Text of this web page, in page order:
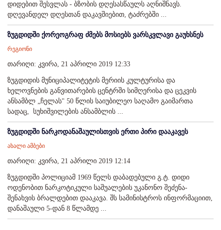
დიდებით შესვლას - ბზობის დღესასწაულს აღნიშნავს.
დღევანდელ დღესთან დაკავშიებით, ტაძრებში ...
ზუგდიდში ქორეოგრაფ ძმებს მოსიებს ვარსკვლავი გაუხსნეს
რეგიონი
თარიღი: კვირა, 21 აპრილი 2019 12:33
ზუგდიდის მუნიციპალიტეტის მერიის კულტურისა და
ხელოვნების განვითარების ცენტრში სიმღერისა და ცეკვის
ანსამბლ „ჩელას" 50 წლის საიუბილეო საღამო გაიმართა
სადაც, სუხიშვილების ანსამბლის ...
ზუგდიდში ნარკოდანაშაულისთვის ერთი პირი დააკავეს
ახალი ამბები
თარიღი: კვირა, 21 აპრილი 2019 12:14
ზუგდიდში პოლიციამ 1969 წელს დაბადებული გ.ტ. დიდი
ოდენობით ნარკოტიკული საშუალების უკანონო შეძენა-
შენახვის ბრალდებით დააკავა. შს სამინისტროს ინფორმაციით,
დანაშაული 5-დან 8 წლამდე ...